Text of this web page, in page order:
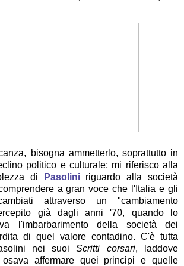
bisogna ammetterlo, soprattutto in
politico e culturale; mi riferisco alla
di
Pasolini
riguardo alla società
a gran voce che l'Italia e gli
attraverso un "cambiamento
già dagli anni '70, quando lo
l'imbarbarimento della società dei
di quel valore contadino. C'è tutta
nei suoiScritti corsari, laddove
osava affermare quei principi e quelle